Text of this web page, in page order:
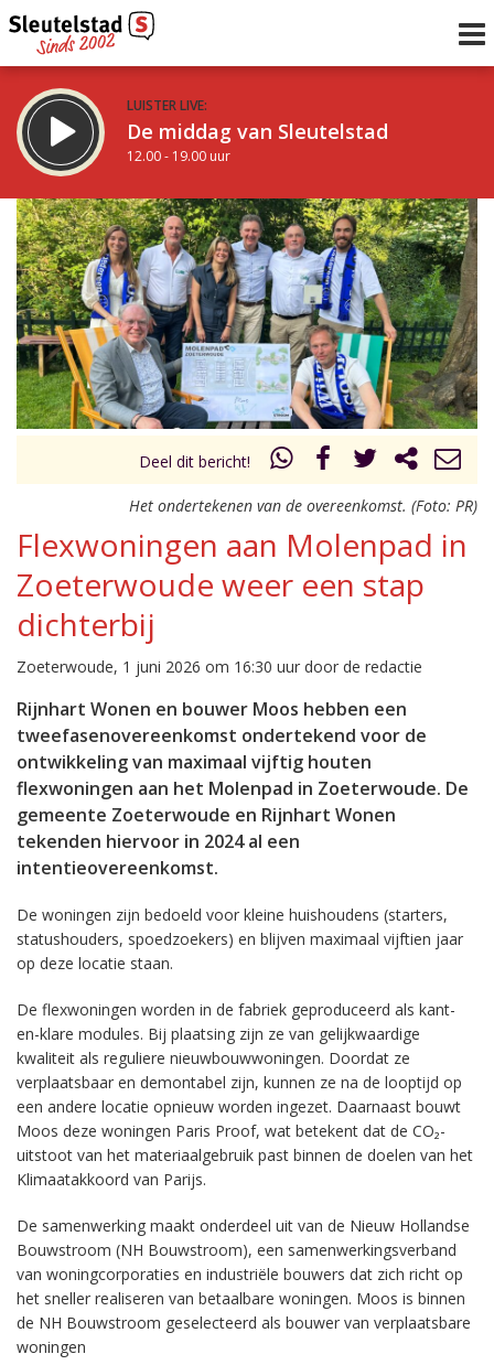
LUISTER LIVE:
De middag van Sleutelstad
12.00 - 19.00 uur
STRAKS:
De avond van Sleutelstad
19.00 - 22.00 uur
Vorig uur
uur 1 van 0 Volgend uur
Inklappen
Deel dit bericht!
Het ondertekenen van de overeenkomst. (Foto: PR)
Flexwoningen aan Molenpad in
Zoeterwoude weer een stap
dichterbij
Zoeterwoude, 1 juni 2026 om 16:30 uur door de redactie
Rijnhart Wonen en bouwer Moos hebben een
tweefasenovereenkomst ondertekend voor de
ontwikkeling van maximaal vijftig houten
flexwoningen aan het Molenpad in Zoeterwoude. De
gemeente Zoeterwoude en Rijnhart Wonen
tekenden hiervoor in 2024 al een
intentieovereenkomst.
De woningen zijn bedoeld voor kleine huishoudens (starters,
statushouders, spoedzoekers) en blijven maximaal vijftien jaar
op deze locatie staan.
De flexwoningen worden in de fabriek geproduceerd als kant-
en-klare modules. Bij plaatsing zijn ze van gelijkwaardige
kwaliteit als reguliere nieuwbouwwoningen. Doordat ze
verplaatsbaar en demontabel zijn, kunnen ze na de looptijd op
een andere locatie opnieuw worden ingezet. Daarnaast bouwt
Moos deze woningen Paris Proof, wat betekent dat de CO₂-
uitstoot van het materiaalgebruik past binnen de doelen van het
Klimaatakkoord van Parijs.
De samenwerking maakt onderdeel uit van de Nieuw Hollandse
Bouwstroom (NH Bouwstroom), een samenwerkingsverband
van woningcorporaties en industriële bouwers dat zich richt op
het sneller realiseren van betaalbare woningen. Moos is binnen
de NH Bouwstroom geselecteerd als bouwer van verplaatsbare
woningen